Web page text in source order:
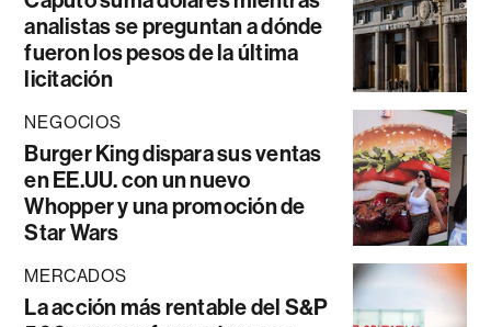
analistas se preguntan a dónde
fueron los pesos de la última
licitación
NEGOCIOS
Burger King dispara sus ventas
en EE.UU. con un nuevo
Whopper y una promoción de
Star Wars
MERCADOS
La acción más rentable del S&P